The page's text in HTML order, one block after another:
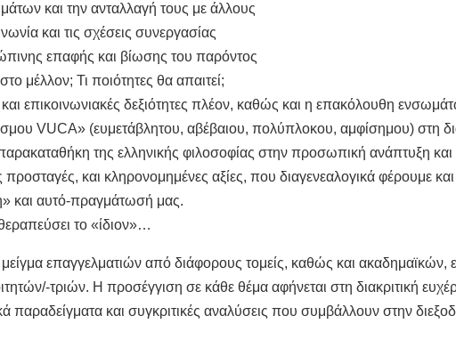
και την ανταλλαγή τους με άλλους
και τις σχέσεις συνεργασίας
επαφής και βίωσης του παρόντος
μέλλον; Τι ποιότητες θα απαιτεί;
και επικοινωνιακές δεξιότητες πλέον, καθώς και η επακόλουθη
VUCA» (ευμετάβλητου, αβέβαιου, πολύπλοκου, αμφίσημου) στη
της ελληνικής φιλοσοφίας στην προσωπική ανάπτυξη και
προσταγές, και κληρονομημένες αξίες, που διαγενεαλογικά φέρουμε
και αυτό-πραγμάτωσή μας.
το «ίδιον»…
επαγγελματιών από διάφορους τομείς, καθώς και
τριών. Η προσέγγιση σε κάθε θέμα αφήνεται στη διακριτική
παραδείγματα και συγκριτικές αναλύσεις που συμβάλλουν στην